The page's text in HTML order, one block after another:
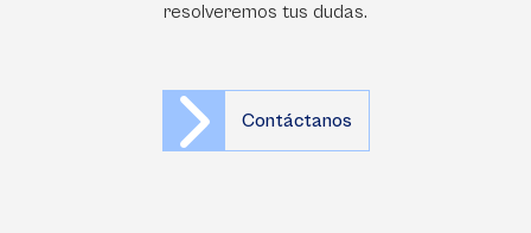
resolveremos tus dudas.
Contáctanos